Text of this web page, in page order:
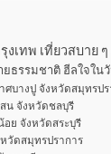
งเทพ เที่ยวสบาย
ยธรรมชาติ ฮีลใจใน
ศบางปู จังหวัดสมุทรปร
น จังหวัดชลบุรี
ย จังหวัดสระบุรี
หวัดสมุทรปราการ